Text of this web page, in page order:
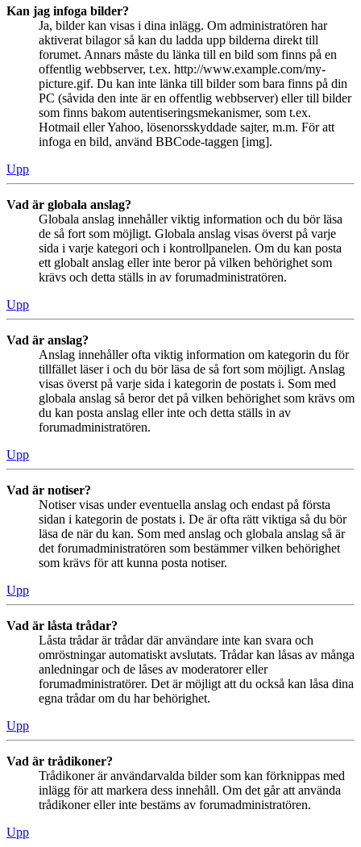
Kan jag infoga bilder?
Ja, bilder kan visas i dina inlägg. Om administratören har
aktiverat bilagor så kan du ladda upp bilderna direkt till
forumet. Annars måste du länka till en bild som finns på en
offentlig webbserver, t.ex. http://www.example.com/my-
picture.gif. Du kan inte länka till bilder som bara finns på din
PC (såvida den inte är en offentlig webbserver) eller till bilder
som finns bakom autentiseringsmekanismer, som t.ex.
Hotmail eller Yahoo, lösenorsskyddade sajter, m.m. För att
infoga en bild, använd BBCode-taggen [img].
Upp
Vad är globala anslag?
Globala anslag innehåller viktig information och du bör läsa
de så fort som möjligt. Globala anslag visas överst på varje
sida i varje kategori och i kontrollpanelen. Om du kan posta
ett globalt anslag eller inte beror på vilken behörighet som
krävs och detta ställs in av forumadministratören.
Upp
Vad är anslag?
Anslag innehåller ofta viktig information om kategorin du för
tillfället läser i och du bör läsa de så fort som möjligt. Anslag
visas överst på varje sida i kategorin de postats i. Som med
globala anslag så beror det på vilken behörighet som krävs om
du kan posta anslag eller inte och detta ställs in av
forumadministratören.
Upp
Vad är notiser?
Notiser visas under eventuella anslag och endast på första
sidan i kategorin de postats i. De är ofta rätt viktiga så du bör
läsa de när du kan. Som med anslag och globala anslag så är
det forumadministratören som bestämmer vilken behörighet
som krävs för att kunna posta notiser.
Upp
Vad är låsta trådar?
Låsta trådar är trådar där användare inte kan svara och
omröstningar automatiskt avslutats. Trådar kan låsas av många
anledningar och de låses av moderatorer eller
forumadministratörer. Det är möjligt att du också kan låsa dina
egna trådar om du har behörighet.
Upp
Vad är trådikoner?
Trådikoner är användarvalda bilder som kan förknippas med
inlägg för att markera dess innehåll. Om det går att använda
trådikoner eller inte bestäms av forumadministratören.
Upp